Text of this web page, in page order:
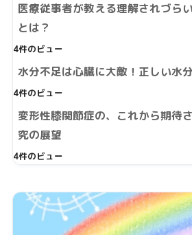
医療従事者が教える理解されづら
とは？
4件のビュー
水分不足は心臓に大敵！正しい水
4件のビュー
変形性膝関節症の、これから期待
究の展望
4件のビュー